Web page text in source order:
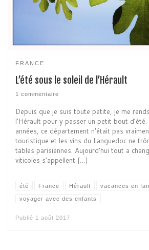
FRANCE
L’été sous le soleil de l’Hérault
1 commentaire
Depuis que je suis toute petite, je me
l’Hérault pour y passer un petit bout
années, ce département n’était pas
touristique et les vins du Languedoc ne
tables parisiennes. Aujourd’hui tout a
viticoles s’appellent […]
été France Hérault vacances en
voyager avec des enfants
Publié 1 août 2017